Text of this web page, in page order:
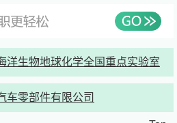
、AI+医疗、生物材料、精密加
方向，开展产学研协同创新，与
合培养研究生，精准培育契合国
壁垒，加速仿生医学前沿技术突
洋生物地球化学全国重点实验室
车零部件有限公司